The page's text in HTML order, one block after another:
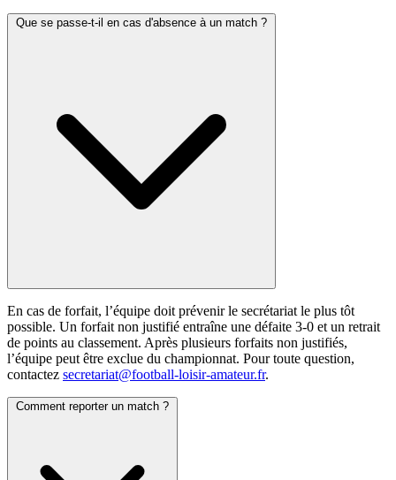
Que se passe-t-il en cas d'absence à un match ?
En cas de forfait, l’équipe doit prévenir le secrétariat le plus tôt
possible. Un forfait non justifié entraîne une défaite 3-0 et un retrait
de points au classement. Après plusieurs forfaits non justifiés,
l’équipe peut être exclue du championnat. Pour toute question,
contactez secretariat@football-loisir-amateur.fr.
Comment reporter un match ?